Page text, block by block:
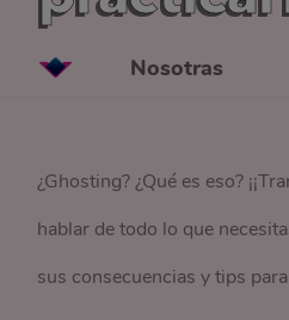
Nosotras
¿Ghosting? ¿Qué es eso?
hablar de todo lo que
sus consecuencias y tips